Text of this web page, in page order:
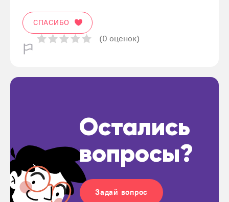
СПАСИБО
(0 оценок)
Остались
вопросы?
Задай вопрос